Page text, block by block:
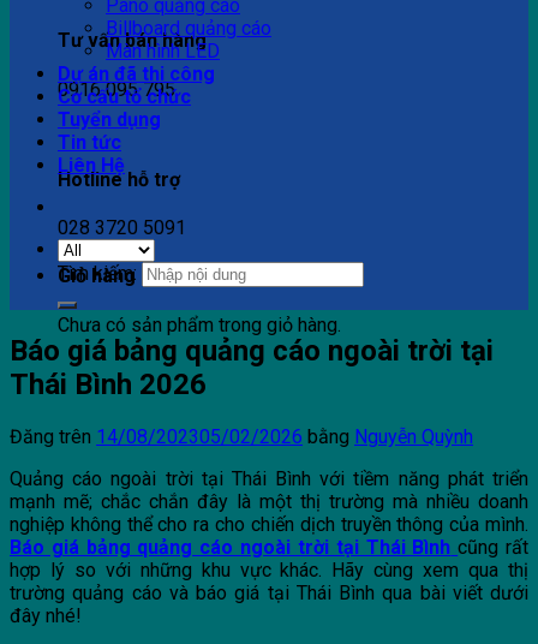
Tư vấn bán hàng
0916 095 795
Hotline hỗ trợ
028 3720 5091
Giỏ hàng
Chưa có sản phẩm trong giỏ hàng.
Pano quảng cáo
Billboard quảng cáo
Màn hình LED
Dự án đã thi công
Cơ cấu tổ chức
Tuyển dụng
Tin tức
Liên Hệ
Tìm kiếm:
Báo giá bảng quảng cáo ngoài trời tại
Thái Bình 2026
Đăng trên 14/08/202305/02/2026 bằng Nguyễn Quỳnh
Quảng cáo ngoài trời tại Thái Bình với tiềm năng phát triển
mạnh mẽ; chắc chắn đây là một thị trường mà nhiều doanh
nghiệp không thể cho ra cho chiến dịch truyền thông của mình.
Báo giá bảng quảng cáo ngoài trời tại Thái Bình cũng rất
hợp lý so với những khu vực khác. Hãy cùng xem qua thị
trường quảng cáo và báo giá tại Thái Bình qua bài viết dưới
đây nhé!